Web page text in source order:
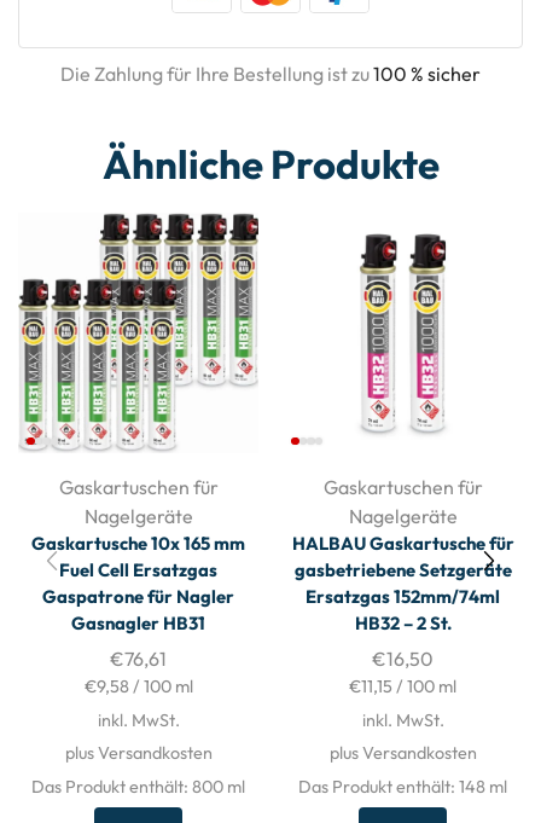
Die Zahlung für Ihre Bestellung ist zu100 % sicher
Ähnliche Produkte
Gaskartuschen für
Nagelgeräte
Gaskartusche 10x 165 mm
Fuel Cell Ersatzgas
Gaspatrone für Nagler
Gasnagler HB31
€76,61
€9,58/ 100 ml
inkl. MwSt.
plus Versandkosten
Das Produkt enthält: 800 ml
Gaskartuschen für
Nagelgeräte
HALBAU Gaskartusche für
gasbetriebene Setzgeräte
Ersatzgas 152mm/74ml
HB32 – 2 St.
€16,50
€11,15 / 100 ml
inkl. MwSt.
plus Versandkosten
Das Produkt enthält: 148 ml